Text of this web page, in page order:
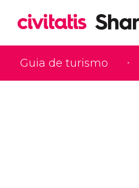
Guia de turismo